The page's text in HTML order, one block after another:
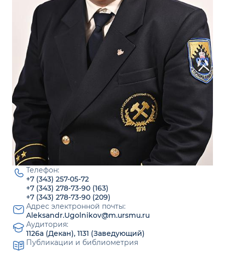
Телефон:
+7 (343) 257-05-72
+7 (343) 278-73-90 (163)
+7 (343) 278-73-90 (209)
Адрес электронной почты:
Aleksandr.Ugolnikov@m.ursmu.ru
Аудитория:
1126а (Декан), 1131 (Заведующий)
Публикации и библиометрия